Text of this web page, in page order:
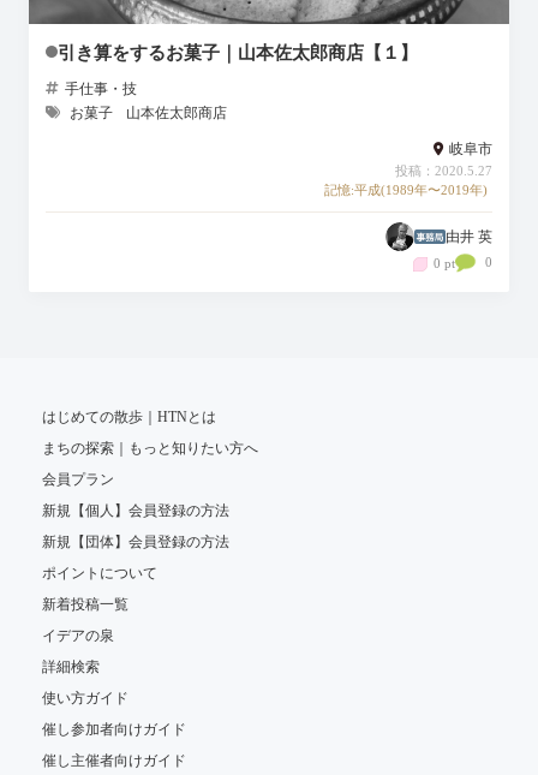
引き算をするお菓子｜山本佐太郎商店【１】
手仕事・技
お菓子
山本佐太郎商店
岐阜市
投稿：2020.5.27
記憶:平成(1989年〜2019年)
由井 英
0 pt 0
はじめての散歩｜HTNとは
まちの探索｜もっと知りたい方へ
会員プラン
新規【個人】会員登録の方法
新規【団体】会員登録の方法
ポイントについて
新着投稿一覧
イデアの泉
詳細検索
使い方ガイド
催し参加者向けガイド
催し主催者向けガイド